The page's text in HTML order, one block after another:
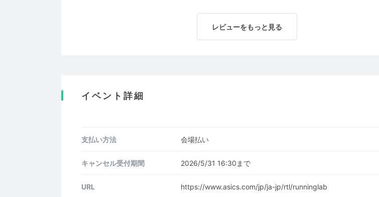
レビューをもっと見る
イベント詳細
支払い方法 会場払い
キャンセル受付期間 2026/5/31 16:30まで
URL https://www.asics.com/jp/ja-jp/rtl/runninglab